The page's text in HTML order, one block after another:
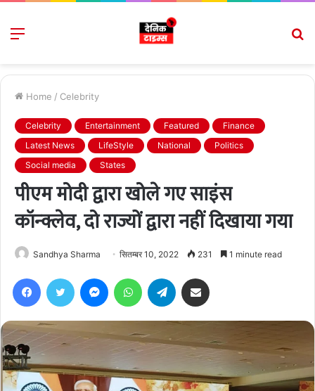
Menu
Home / Celebrity
Celebrity Entertainment Featured
Finance
Latest News
LifeStyle National
Politics
Social media
States
पीएम मोदी द्वारा खोले गए साइंस
कॉन्क्लेव, दो राज्यों द्वारा नहीं दिखाया गया
Sandhya Sharma सितम्बर 10, 2022 231 1 minute read
FacebookTwitter MessengerWhatsAppTelegram